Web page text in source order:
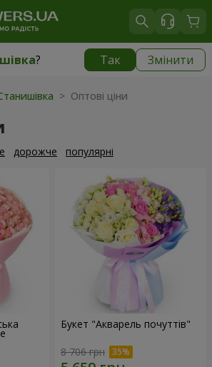
? Так Змінити
| безкоштовно
> Оптові ціни
дорожче популярні
Букет "Акварель почуттів"
8 706 грн